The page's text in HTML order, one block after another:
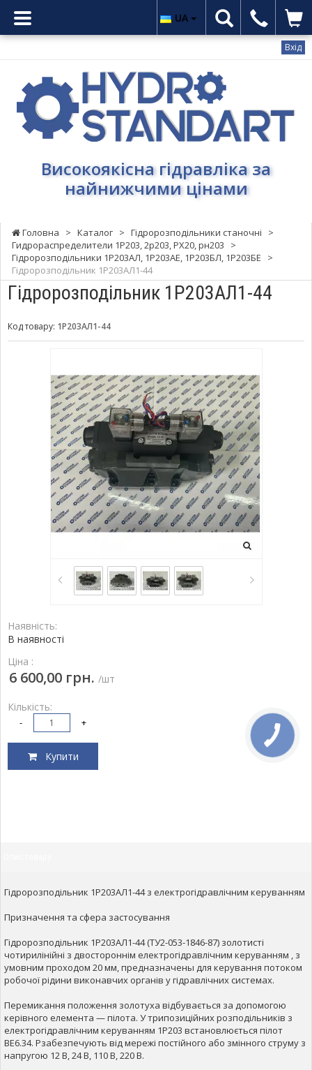
Вхід
Гідростандарт
Високоякісна
гідравліка
цінамиВисокоякісна гідравліка за
найнижчими цінами
UA
Головна > Каталог > Гідророзподільники станочні
>
Гидрораспределители 1Р203, 2р203, РХ20, рн203
>
Гідророзподільники 1Р203АЛ, 1Р203АЕ, 1Р203БЛ, 1Р203БЕ
>
Гідророзподільник 1Р203АЛ1-44
Гідророзподільник 1Р203АЛ1-44
Код товару: 1Р203АЛ1-44
Наявність:
В наявності
Ціна :
6 600,00 грн. /шт
Кількість:
- +
Купити
Гідророзподільник 1Р203АЛ1-44 з електрогідравлічним керуванням
Призначення та сфера застосування
Гідророзподільник 1Р203АЛ1-44 (ТУ2-053-1846-87) золотисті
чотирилінійні з двостороннім електрогідравлічним керуванням , з
умовним проходом 20 мм, предназначены для керування потоком
робочої рідини виконавчих органів у гідравлічних системах.
Перемикання положення золотуха відбувається за допомогою
керівного елемента — пілота. У трипозиційних розподільників з
електрогідравлічним керуванням 1Р203 встановлюється пілот
ВЕ6.34. Рзабезпечують від мережі постійного або змінного струму з
напругою 12 В, 24 В, 110 В, 220 В.